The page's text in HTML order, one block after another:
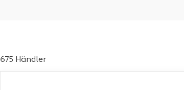
675 Händler